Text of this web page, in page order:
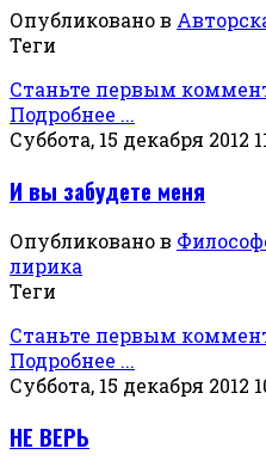
Опубликовано в
Теги
Станьте первым
Подробнее ...
Суббота, 15 декабря 2012
И вы забудете меня
Опубликовано в
лирика
Теги
Станьте первым
Подробнее ...
Суббота, 15 декабря 2012
НЕ ВЕРЬ